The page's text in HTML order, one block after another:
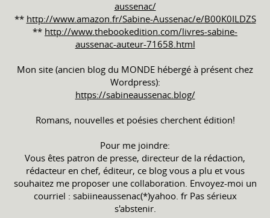
aussenac/
** http://www.amazon.fr/Sabine-Aussenac/e/B00K0ILDZS
** http://www.thebookedition.com/livres-sabine-
aussenac-auteur-71658.html
Mon site (ancien blog du MONDE hébergé à présent chez
Wordpress):
https://sabineaussenac.blog/
Romans, nouvelles et poésies cherchent édition!
Pour me joindre:
Vous êtes patron de presse, directeur de la rédaction,
rédacteur en chef, éditeur, ce blog vous a plu et vous
souhaitez me proposer une collaboration. Envoyez-moi un
courriel : sabiineaussenac(*)yahoo. fr Pas sérieux
s'abstenir.